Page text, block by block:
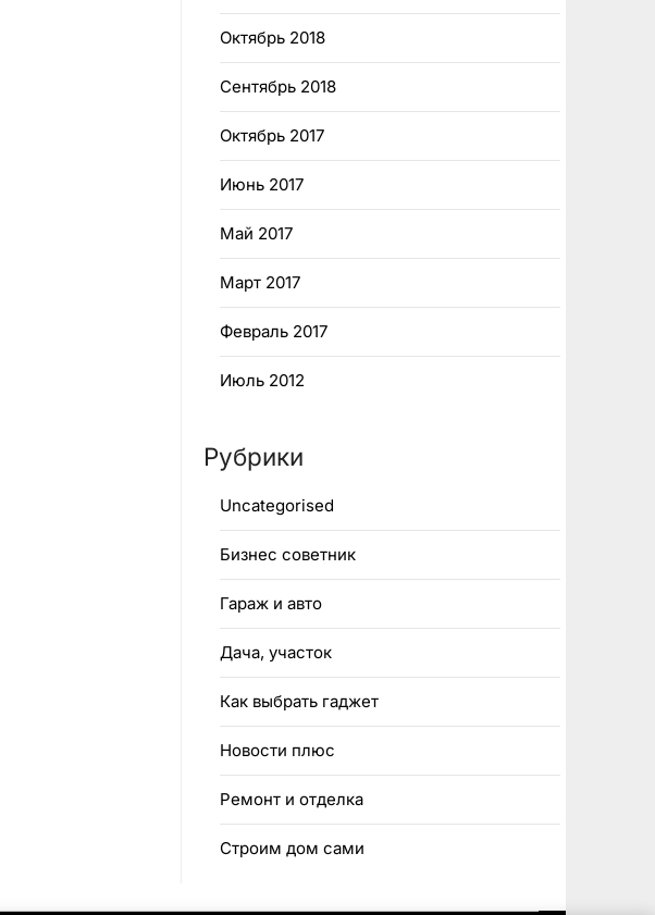
Октябрь 2018
Сентябрь 2018
Октябрь 2017
Июнь 2017
Май 2017
Март 2017
Февраль 2017
Июль 2012
Рубрики
Uncategorised
Бизнес советник
Гараж и авто
Дача, участок
Как выбрать гаджет
Новости плюс
Ремонт и отделка
Строим дом сами